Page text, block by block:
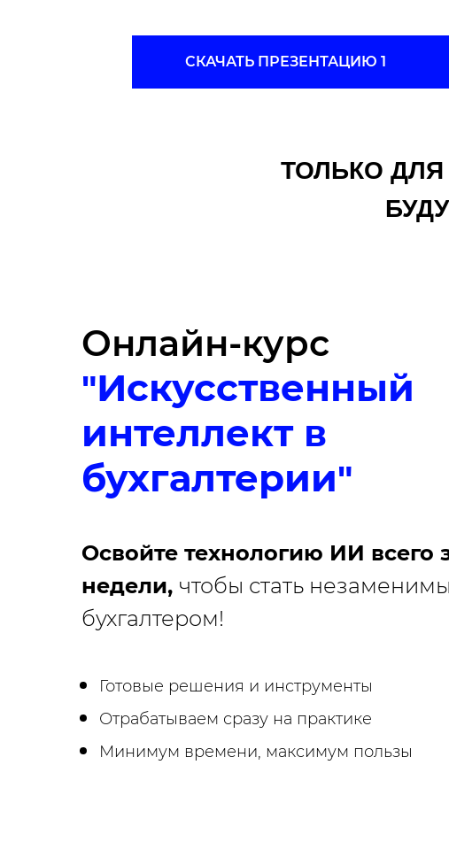
СКАЧАТЬ ПРЕЗЕНТАЦИЮ 1
ТОЛЬКО ДЛЯ
Онлайн-курс
"Искусственный
интеллект в
бухгалтерии"
Освойте технологию ИИ всего
недели, чтобы стать
бухгалтером!
Готовые решения и инструменты
Отрабатываем сразу на практике
Минимум времени, максимум пользы